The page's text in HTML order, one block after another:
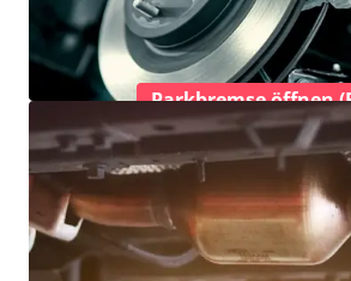
Parkbremse öffnen